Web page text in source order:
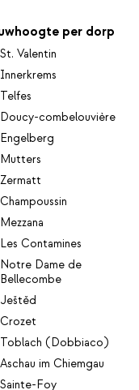
je de skiliften en
gratis
50 meter afstand vind
een prachtig uitzicht
per dorp
St. Valentin
Innerkrems
Telfes
Doucy-combelouvière
Engelberg
Mutters
Zermatt
Champoussin
Mezzana
Les Contamines
Notre Dame de
Bellecombe
Ještěd
Crozet
Toblach (Dobbiaco)
Aschau im Chiemgau
Sainte-Foy